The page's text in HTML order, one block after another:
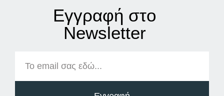
Εγγραφή στο
Νewsletter